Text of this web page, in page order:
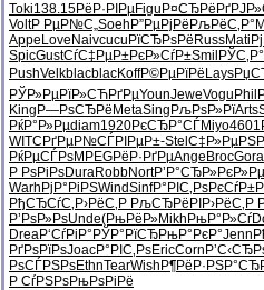
Toki138.15РёР·РІРµFigu Р¤СЂРёРґ
VoltР РµР№С„Soeh Р”РµРјРё РљРёС‚Р°
Appe Love Naivcucu РїСЂРѕРё RussMati
SpicGustСѓС‡РµР±РєР»СѓР±Smil
PushVelkblacblacKoffР©РµРїРё Lays
РЎР»РµРїР»СЋРґРµYounJeweVogu Phil
King Р—РѕСЂРё MetaSing РљРѕР»РїArts
РќР°Р»Рµdiam1920РєСЂР°СЃMiyo4601
WITC РґРµР№СЃРІРµР±-Stel С‡Р»РµРЅ
РќРµСЃРѕMPEGРёР·РґРµAnge BrocGora
Р РѕРіРѕDuraRobbNortР’Р°СЂР»
Warh РјР°РіРЅWindSinfР°РІС‚Рѕ
РђСЂСѓС‚ Р›РёС‚Р РљСЂРёРІ Р›РёС‚Р
Р’РѕР»РѕUnde(РњРёР»Mikh РњР°Р»Сѓ
DreaР‘СѓРіР° РЎР°РїСЂРњР°РєР°Jenn
РґРѕРїРѕJoacР°РІС‚РѕEricCorn
РѕСЃРЅРѕEthnTearWish Р¶РёР·РЅ
Р СѓРЅРѕРњРѕРіРё